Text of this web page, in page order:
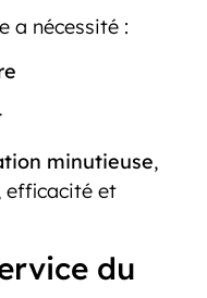
a nécessité :
minutieuse,
efficacité et
du